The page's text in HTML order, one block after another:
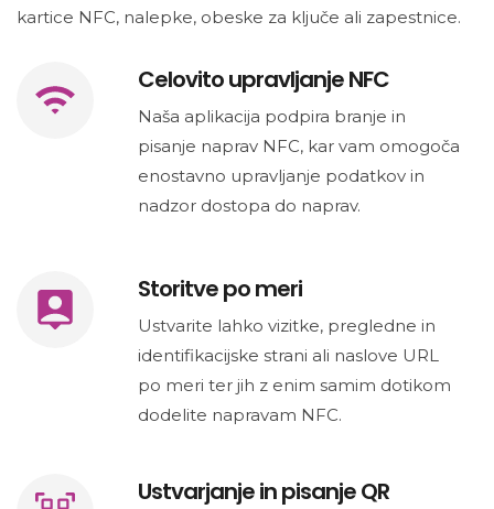
kartice NFC, nalepke, obeske za ključe ali zapestnice.
Celovito upravljanje NFC
Naša aplikacija podpira branje in
pisanje naprav NFC, kar vam omogoča
enostavno upravljanje podatkov in
nadzor dostopa do naprav.
Storitve po meri
Ustvarite lahko vizitke, pregledne in
identifikacijske strani ali naslove URL
po meri ter jih z enim samim dotikom
dodelite napravam NFC.
Ustvarjanje in pisanje QR